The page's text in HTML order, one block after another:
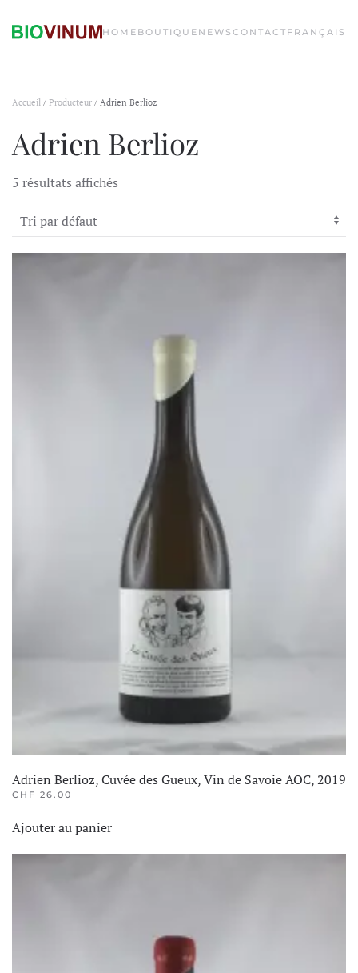
HOME BOUTIQUE NEWS CONTACT FRANÇAIS
Accueil / Producteur / Adrien Berlioz
Adrien Berlioz
5 résultats affichés
Adrien Berlioz, Cuvée des Gueux, Vin de Savoie AOC, 2019
CHF 26.00
Ajouter au panier